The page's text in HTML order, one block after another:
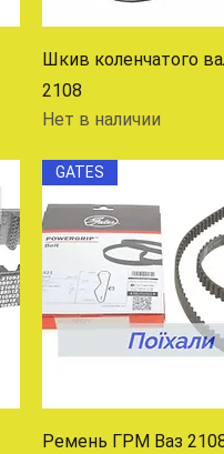
Быстрый
Шкив коленчатого
2108
Нет в наличии
Быстрый
GATES
Ремень ГРМ Ваз